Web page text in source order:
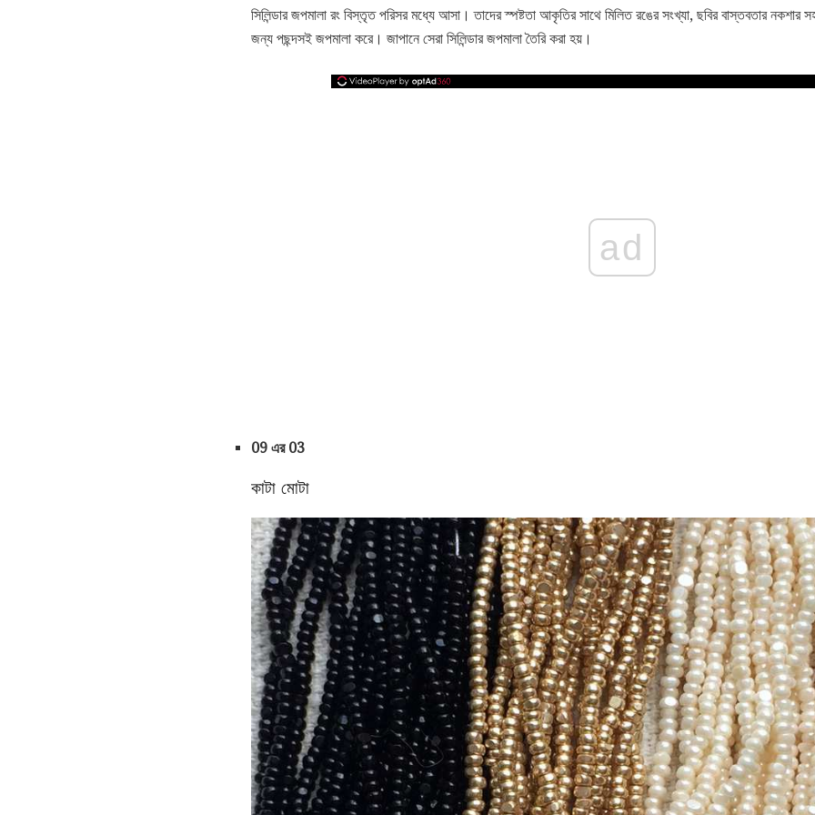
সিলিন্ডার জপমালা রং বিস্তৃত পরিসর মধ্যে আসা। তাদের স্পষ্টতা আকৃতির সাথে মিলিত রঙের সংখ্যা, ছবির বাস্তবতার নকশার
জন্য পছন্দসই জপমালা করে। জাপানে সেরা সিলিন্ডার জপমালা তৈরি করা হয়।
ad
09 এর 03
কাটা মোটা